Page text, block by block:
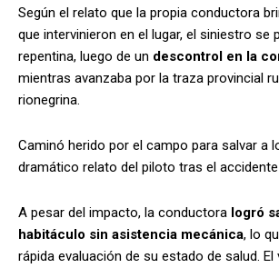
Según el relato que la propia conductora
que intervinieron en el lugar, el siniestro se
repentina, luego de un descontrol en la
mientras avanzaba por la traza provincial
rionegrina.
Caminó herido por el campo para salvar a
dramático relato del piloto tras el
A pesar del impacto, la conductora logró
habitáculo sin asistencia mecánica, lo
rápida evaluación de su estado de salud. El